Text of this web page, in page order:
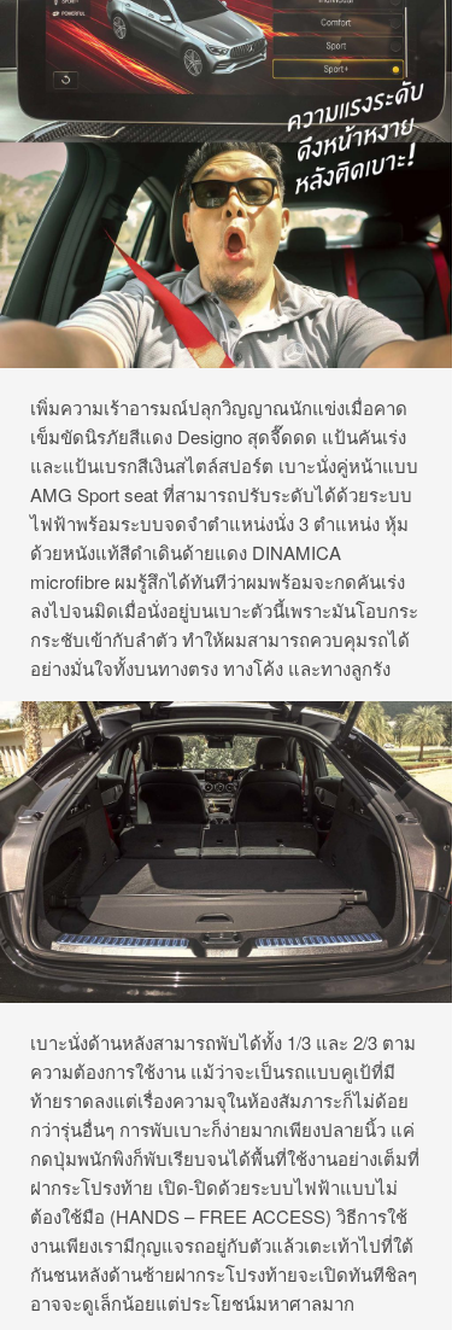
เพิ่มความเร้าอารมณ์ปลุกวิญญาณนักแข่งเมื่อคาด
เข็มขัดนิรภัยสีแดง Designo สุดจี๊ดดด แป้นคันเร่ง
และแป้นเบรกสีเงินสไตล์สปอร์ต เบาะนั่งคู่หน้าแบบ
AMG Sport seat ที่สามารถปรับระดับได้ด้วยระบบ
ไฟฟ้าพร้อมระบบจดจำตำแหน่งนั่ง 3 ตำแหน่ง หุ้ม
ด้วยหนังแท้สีดำเดินด้ายแดง DINAMICA
microfibre ผมรู้สึกได้ทันทีว่าผมพร้อมจะกดคันเร่ง
ลงไปจนมิดเมื่อนั่งอยู่บนเบาะตัวนี้เพราะมันโอบกระ
กระชับเข้ากับลำตัว ทำให้ผมสามารถควบคุมรถได้
อย่างมั่นใจทั้งบนทางตรง ทางโค้ง และทางลูกรัง
เบาะนั่งด้านหลังสามารถพับได้ทั้ง 1/3 และ 2/3 ตาม
ความต้องการใช้งาน แม้ว่าจะเป็นรถแบบคูเป้ที่มี
ท้ายราดลงแต่เรื่องความจุในห้องสัมภาระก็ไม่ด้อย
กว่ารุ่นอื่นๆ การพับเบาะก็ง่ายมากเพียงปลายนิ้ว แค่
กดปุ่มพนักพิงก็พับเรียบจนได้พื้นที่ใช้งานอย่างเต็มที่
ฝากระโปรงท้าย เปิด-ปิดด้วยระบบไฟฟ้าแบบไม่
ต้องใช้มือ (HANDS – FREE ACCESS) วิธีการใช้
งานเพียงเรามีกุญแจรถอยู่กับตัวแล้วเตะเท้าไปที่ใต้
กันชนหลังด้านซ้ายฝากระโปรงท้ายจะเปิดทันทีชิลๆ
อาจจะดูเล็กน้อยแต่ประโยชน์มหาศาลมาก